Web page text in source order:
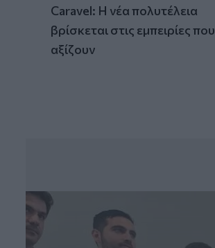
Caravel: Η νέα πολυτέλεια
βρίσκεται στις εμπειρίες που
αξίζουν